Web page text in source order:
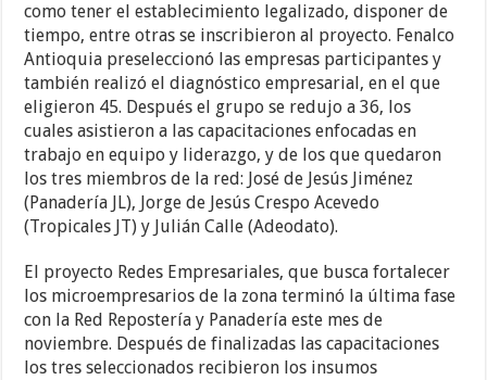
como tener el establecimiento legalizado, disponer de
tiempo, entre otras se inscribieron al proyecto. Fenalco
Antioquia preseleccionó las empresas participantes y
también realizó el diagnóstico empresarial, en el que
eligieron 45. Después el grupo se redujo a 36, los
cuales asistieron a las capacitaciones enfocadas en
trabajo en equipo y liderazgo, y de los que quedaron
los tres miembros de la red: José de Jesús Jiménez
(Panadería JL), Jorge de Jesús Crespo Acevedo
(Tropicales JT) y Julián Calle (Adeodato).
El proyecto Redes Empresariales, que busca fortalecer
los microempresarios de la zona terminó la última fase
con la Red Repostería y Panadería este mes de
noviembre. Después de finalizadas las capacitaciones
los tres seleccionados recibieron los insumos